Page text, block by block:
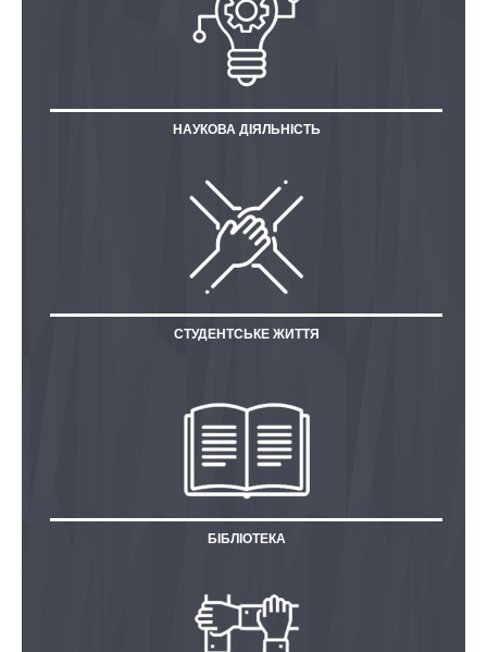
НАУКОВА ДІЯЛЬНІСТЬ
СТУДЕНТСЬКЕ ЖИТТЯ
БІБЛІОТЕКА